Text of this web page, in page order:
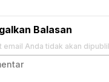
Balasan
email Anda tidak akan